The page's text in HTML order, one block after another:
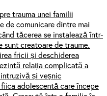
trauma unei familii
de comunicare dintre mai
tăcerea se instalează într-
creatoare de traume.
fricii și deschiderea
relația complicată a
și veșnic
adolescentă care începe